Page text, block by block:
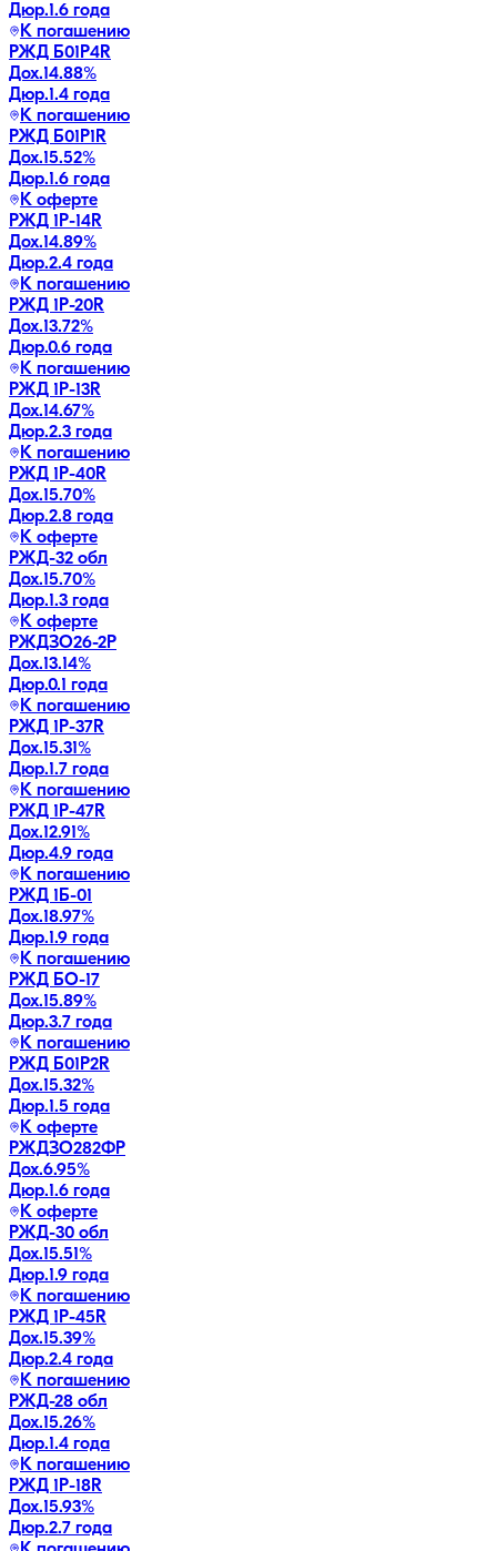
Дюр.1.6 года
К погашению
РЖД Б01P4R
Дох.14.88%
Дюр.1.4 года
К погашению
РЖД Б01P1R
Дох.15.52%
Дюр.1.6 года
К оферте
РЖД 1Р-14R
Дох.14.89%
Дюр.2.4 года
К погашению
РЖД 1Р-20R
Дох.13.72%
Дюр.0.6 года
К погашению
РЖД 1Р-13R
Дох.14.67%
Дюр.2.3 года
К погашению
РЖД 1Р-40R
Дох.15.70%
Дюр.2.8 года
К оферте
РЖД-32 обл
Дох.15.70%
Дюр.1.3 года
К оферте
РЖДЗО26-2Р
Дох.13.14%
Дюр.0.1 года
К погашению
РЖД 1Р-37R
Дох.15.31%
Дюр.1.7 года
К погашению
РЖД 1Р-47R
Дох.12.91%
Дюр.4.9 года
К погашению
РЖД 1Б-01
Дох.18.97%
Дюр.1.9 года
К погашению
РЖД БО-17
Дох.15.89%
Дюр.3.7 года
К погашению
РЖД Б01P2R
Дох.15.32%
Дюр.1.5 года
К оферте
РЖДЗО282ФР
Дох.6.95%
Дюр.1.6 года
К оферте
РЖД-30 обл
Дох.15.51%
Дюр.1.9 года
К погашению
РЖД 1Р-45R
Дох.15.39%
Дюр.2.4 года
К погашению
РЖД-28 обл
Дох.15.26%
Дюр.1.4 года
К погашению
РЖД 1Р-18R
Дох.15.93%
Дюр.2.7 года